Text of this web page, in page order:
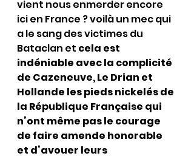
vient nous enmerder encore
ici en France ? voilà un mec qui
a le sang des victimes du
Bataclan et cela est
indéniable avec la complicité
de Cazeneuve, Le Drian et
Hollande les pieds nickelés de
la République Française qui
n’ont même pas le courage
de faire amende honorable
et d’avouer leurs